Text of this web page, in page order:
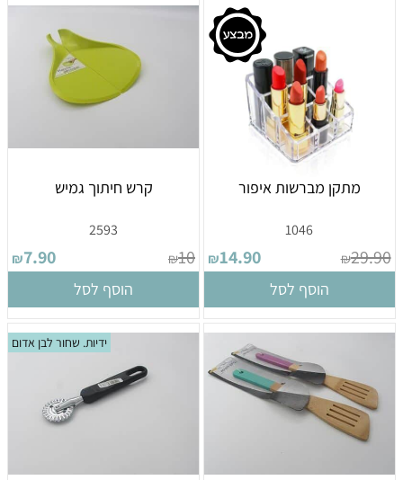
מתקן מברשות איפור
1046
₪29.90
₪14.90
הוסף לסל
קרש חיתוך גמיש
2593
₪10
₪7.90
הוסף לסל
ידיות. שחור לבן אדום